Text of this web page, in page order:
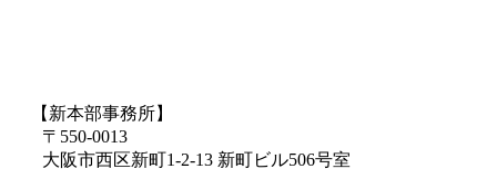
【新本部事務所】
〒550-0013
大阪市西区新町1-2-13 新町ビル506号室